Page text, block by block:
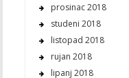
prosinac 2018
studeni 2018
listopad 2018
rujan 2018
lipanj 2018